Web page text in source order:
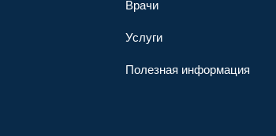
Врачи
Услуги
Полезная информация